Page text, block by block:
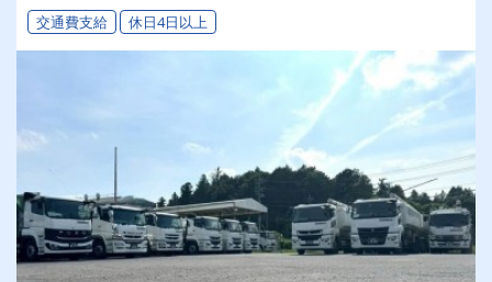
交通費支給 休日4日以上